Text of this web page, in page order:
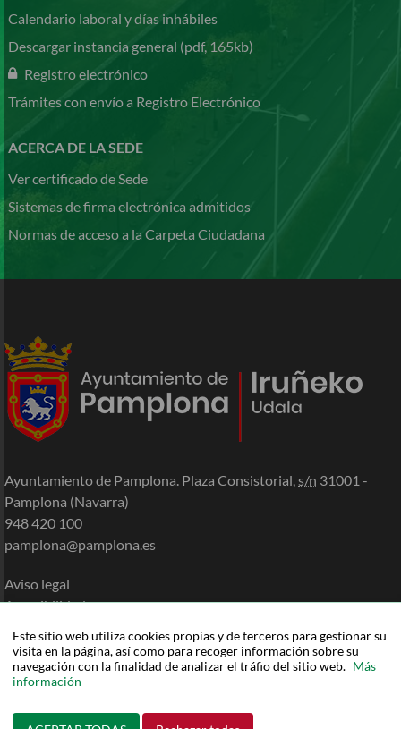
Este sitio web utiliza cookies propias y de terceros para gestionar su
visita en la página, así como para recoger información sobre su
navegación con la finalidad de analizar el tráfio del sitio web. Más
información
Calendario laboral y días inhábiles
Descargar instancia general (pdf, 165kb)
Registro electrónico
Trámites con envío a Registro Electrónico
ACERCA DE LA SEDE
Ver certificado de Sede
Sistemas de firma electrónica admitidos
Normas de acceso a la Carpeta Ciudadana
Ayuntamiento de Pamplona. Plaza Consistorial, s/n 31001 -
Pamplona (Navarra)
948 420 100
pamplona@pamplona.es
Aviso legal
Accesibilidad
Política de privacidad
Mapa de la Sede
Ayuda